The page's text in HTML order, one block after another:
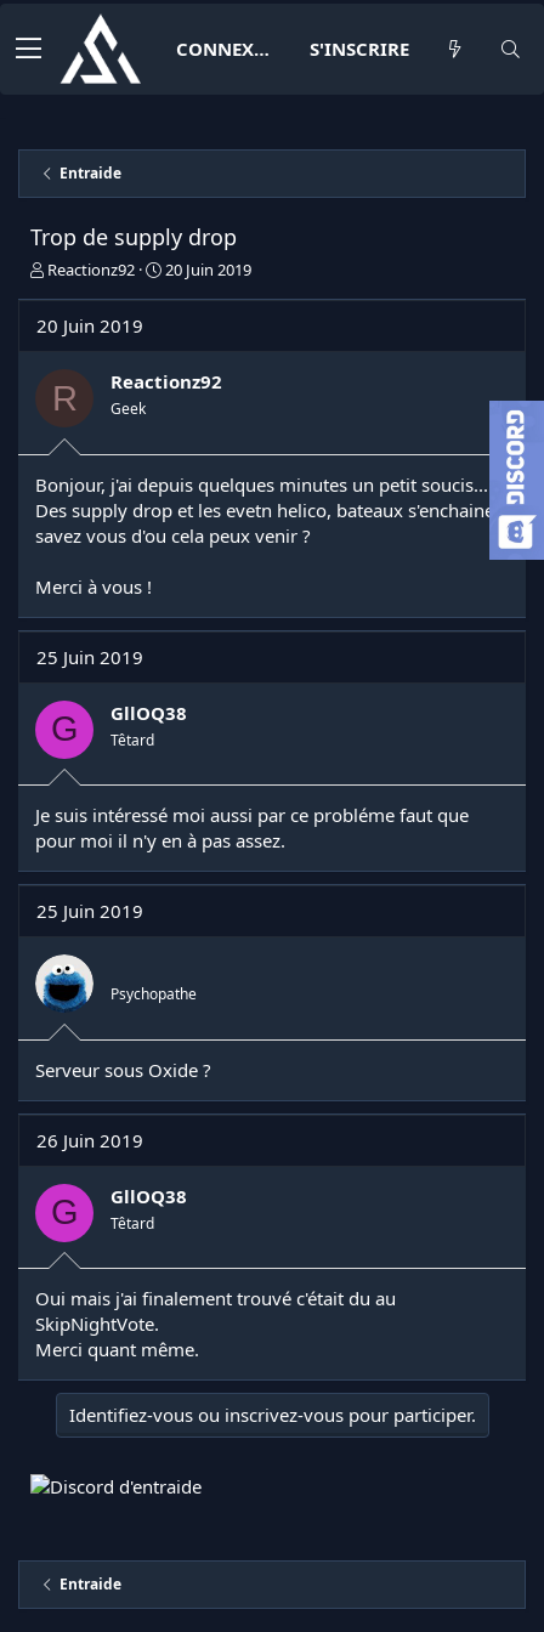
CONNEXION S'INSCRIRE
Entraide
Trop de supply drop
I
t
a
e
u
d
e
l
i
s
u
s
o
Reactionz92
D
e
t
20 Juin 2019
20 Juin 2019
R Reactionz92
Geek
Bonjour, j'ai depuis quelques minutes un petit soucis...
Des supply drop et les evetn helico, bateaux s'enchaine,
savez vous d'ou cela peux venir ?
Merci à vous !
25 Juin 2019
G GllOQ38
Têtard
Je suis intéressé moi aussi par ce probléme faut que
pour moi il n'y en à pas assez.
25 Juin 2019
Psychopathe
Serveur sous Oxide ?
26 Juin 2019
G GllOQ38
Têtard
Oui mais j'ai finalement trouvé c'était du au
SkipNightVote.
Merci quant même.
Identifiez-vous ou inscrivez-vous pour participer.
Entraide